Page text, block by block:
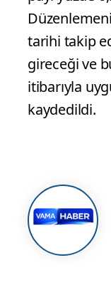
tarihi takip
gireceği ve
itibarıyla
kaydedildi.